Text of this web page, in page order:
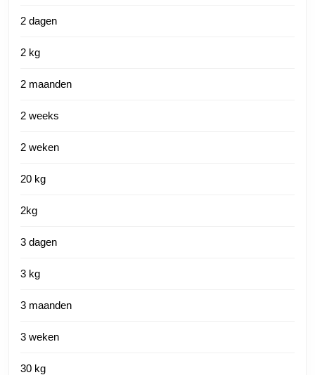
2 dagen
2 kg
2 maanden
2 weeks
2 weken
20 kg
2kg
3 dagen
3 kg
3 maanden
3 weken
30 kg